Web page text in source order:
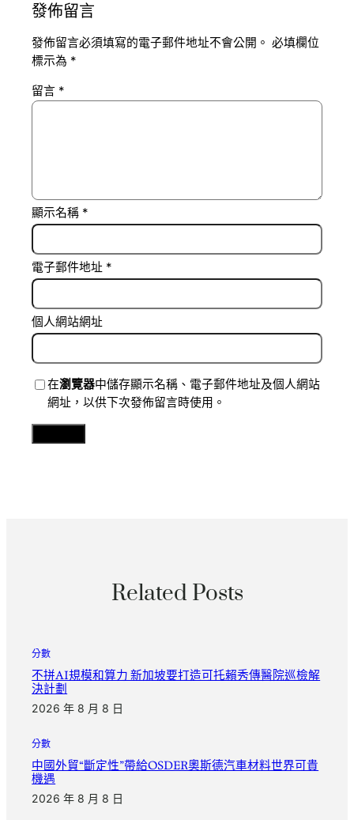
發佈留言
發佈留言必須填寫的電子郵件地址不會公開。 必填欄位
標示為 *
留言 *
顯示名稱 *
電子郵件地址 *
個人網站網址
在瀏覽器中儲存顯示名稱、電子郵件地址及個人網站
網址，以供下次發佈留言時使用。
Related Posts
分數
不拼AI規模和算力 新加坡要打造可托賴秀傳醫院巡檢解
決計劃
2026 年 8 月 8 日
分數
中國外貿“斷定性”帶給OSDER奧斯德汽車材料世界可貴
機遇
2026 年 8 月 8 日